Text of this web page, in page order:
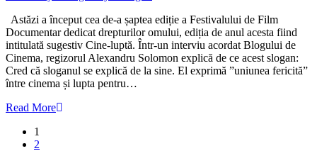
Astăzi a început cea de-a șaptea ediție a Festivalului de Film
Documentar dedicat drepturilor omului, ediția de anul acesta fiind
intitulată sugestiv Cine-luptă. Într-un interviu acordat Blogului de
Cinema, regizorul Alexandru Solomon explică de ce acest slogan:
Cred că sloganul se explică de la sine. El exprimă ”uniunea fericită”
între cinema și lupta pentru…
Read More
1
2